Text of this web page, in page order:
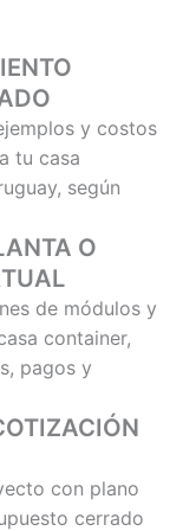
y costos
tu casa
según
O
de módulos y
container,
pagos y
con plano
cerrado